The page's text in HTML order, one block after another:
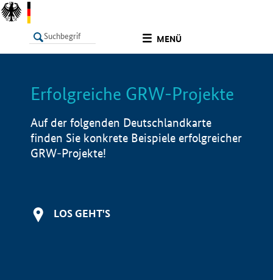
MENÜ
LISTE Info
Erfolgreiche GRW-Projekte
Auf der folgenden Deutschlandkarte
finden Sie konkrete Beispiele erfolgreicher
GRW-Projekte!
LOS GEHT'S